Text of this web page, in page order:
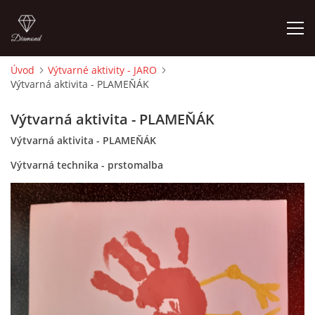
ÚVOD
O MĚ
FOTOALBUM
DĚJINY VÝTVARNÉHO UMĚNÍ
NOVINKY ZE ŠKOLSTVÍ 2025
ROČNÍ PLÁN - INSPIRACE /DLE NOVÉHO RVP PV 2025
Úvod
Výtvarné aktivity - JARO
Výtvarná aktivita - PLAMEŇÁK
Výtvarná aktivita - PLAMEŇÁK
Výtvarná aktivita - PLAMEŇÁK
Výtvarná technika - prstomalba